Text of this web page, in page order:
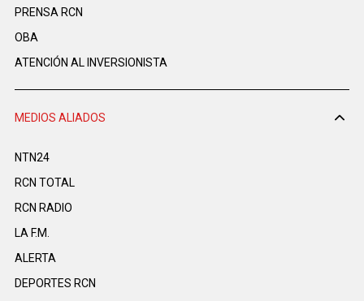
PRENSA RCN
OBA
ATENCIÓN AL INVERSIONISTA
MEDIOS ALIADOS
NTN24
RCN TOTAL
RCN RADIO
LA F.M.
ALERTA
DEPORTES RCN